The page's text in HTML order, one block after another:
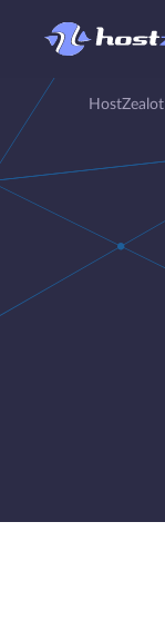
HostZealot